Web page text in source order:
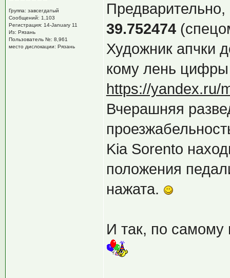
Группа: завсегдатый
Сообщений: 1,103
Регистрация: 14-January 11
Из: Рязань
Пользователь №: 8,961
место дислокации: Рязань
39.752474
Художник апчки
кому лень
https://yandex.ru/
Вчерашняя
Kia Sorento
положения
нажата.
И так, по самому